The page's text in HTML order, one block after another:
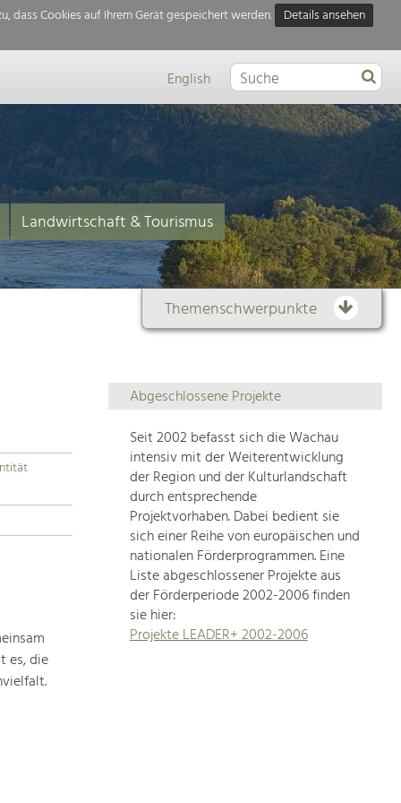
dass Cookies auf Ihrem Gerät gespeichert werden.
Details ansehen
English
Landwirtschaft & Tourismus
Themenschwerpunkte
Themenübersicht
Die
Regionalentwicklung
in
unserer
Region
ist
sehr
vielfältig.
Deshalb
geben
wir
hier
es, die
Abgeschlossene Projekte
Seit 2002 befasst sich die Wachau
intensiv mit der Weiterentwicklung
der Region und der Kulturlandschaft
durch entsprechende
Projektvorhaben. Dabei bedient sie
sich einer Reihe von europäischen und
nationalen Förderprogrammen. Eine
Liste abgeschlossener Projekte aus
der Förderperiode 2002-2006 finden
sie hier:
Projekte LEADER+ 2002-2006